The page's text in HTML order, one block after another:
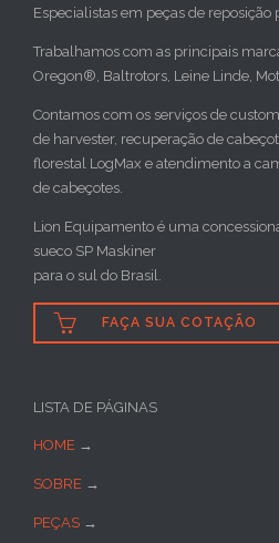
Especialistas em peças de reposição
Trabalhamos com as principais
Oregon®, Baltrotors, Leine Linde,
Contamos com os serviços de
de harvester, recuperação de
florestal LogMax e atendimento a
de cabeçotes.
Lion Equipamento é uma
sueco SP Maskiner
para o sul do Brasil.
 FAÇA SUA COTAÇÃO
LISTA DE PÁGINAS
HOME →
SOBRE →
PEÇAS →